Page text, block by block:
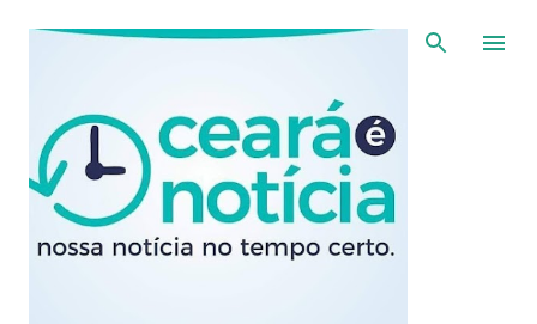
Pular para o conteúdo principal